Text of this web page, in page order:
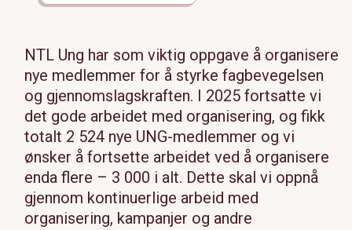
NTL Ung har som viktig oppgave å organisere
nye medlemmer for å styrke fagbevegelsen
og gjennomslagskraften. I 2025 fortsatte vi
det gode arbeidet med organisering, og fikk
totalt 2 524 nye UNG-medlemmer og vi
ønsker å fortsette arbeidet ved å organisere
enda flere – 3 000 i alt. Dette skal vi oppnå
gjennom kontinuerlige arbeid med
organisering, kampanjer og andre